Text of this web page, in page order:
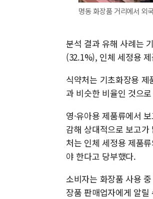
명동 화장품 거리에서 외
분석 결과 유해 사례는
(32.1%), 인체 세정용
식약처는 기초화장용
과 비슷한 비율인 것으
영·유아용 제품류에서
감해 상대적으로 보고
처는 인체 세정용 제품
야 한다고 당부했다.
소비자는 화장품 사용
장품 판매업자에게 알